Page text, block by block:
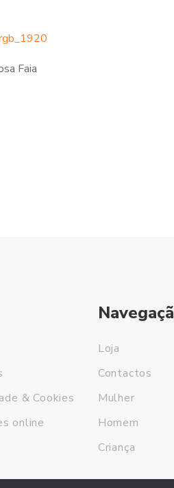
Faia
& Cookies
online
Loja
Contactos
Mulher
Homem
Criança